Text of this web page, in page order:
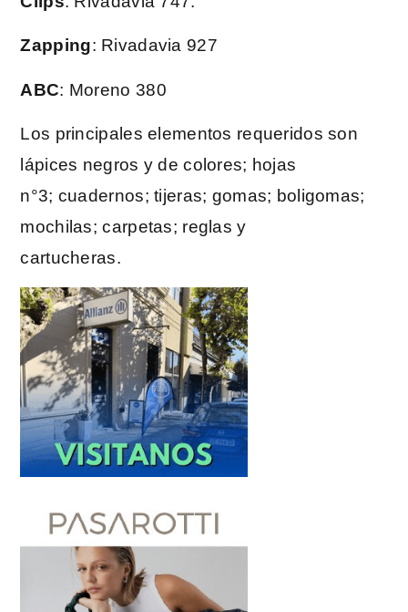
Zapping: Rivadavia 927
ABC: Moreno 380
Los principales elementos requeridos son
lápices negros y de colores; hojas
n°3; cuadernos; tijeras; gomas; boligomas;
mochilas; carpetas; reglas y
cartucheras.